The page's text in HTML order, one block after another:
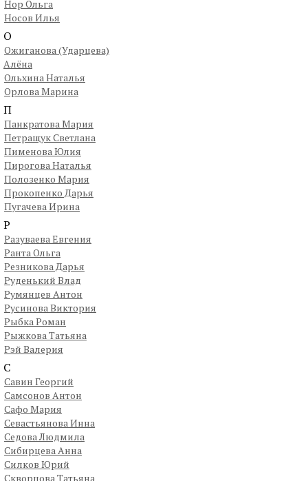
Нор Ольга
Носов Илья
О
Ожиганова (Ударцева)
Алёна
Ольхина Наталья
Орлова Марина
П
Панкратова Мария
Петращук Светлана
Пименова Юлия
Пирогова Наталья
Полозенко Мария
Прокопенко Дарья
Пугачева Ирина
Р
Разуваева Евгения
Ранта Ольга
Резникова Дарья
Руденький Влад
Румянцев Антон
Русинова Виктория
Рыбка Роман
Рыжкова Татьяна
Рэй Валерия
С
Савин Георгий
Самсонов Антон
Сафо Мария
Севастьянова Инна
Седова Людмила
Сибирцева Анна
Силков Юрий
Скворцова Татьяна